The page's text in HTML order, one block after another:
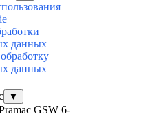
данных
данных
▼
GSW 6-